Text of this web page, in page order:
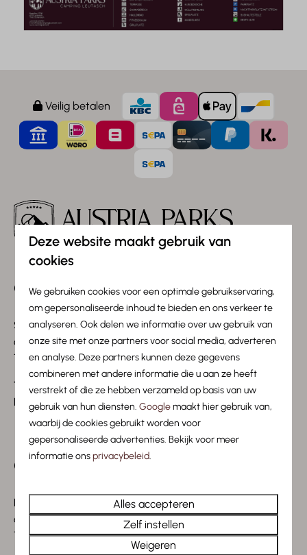
Veilig betalen
Camping am Arlberg
Strohsack 235C
6574 Pettneu am Arlberg
Tirol, Oostenrijk
Tel.: +43 5448 22243
E-mail: frontoffice@campingarlberg.com
Camping Leutasch
Reindlau 230B
6105 Leutasch
Tirol, Oostenrijk
Deze website maakt gebruik van
cookies
We gebruiken cookies voor een optimale gebruikservaring,
om gepersonaliseerde inhoud te bieden en ons verkeer te
analyseren. Ook delen we informatie over uw gebruik van
onze site met onze partners voor social media, adverteren
en analyse. Deze partners kunnen deze gegevens
combineren met andere informatie die u aan ze heeft
verstrekt of die ze hebben verzameld op basis van uw
gebruik van hun diensten.Googlemaakt hier gebruik van,
waarbij de cookies gebruikt worden voor
gepersonaliseerde advertenties. Bekijk voor meer
informatie onsprivacybeleid.
Alles accepteren
Zelf instellen
Weigeren